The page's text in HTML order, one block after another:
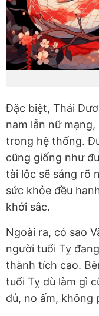
Đặc biệt, Thái
nam lẫn nữ
trong hệ thống.
cũng giống như
tài lộc sẽ sáng rõ
sức khỏe đều
khởi sắc.
Ngoài ra, có sao
người tuổi Tỵ
thành tích cao.
tuổi Tỵ dù làm gì
đủ, no ấm, không